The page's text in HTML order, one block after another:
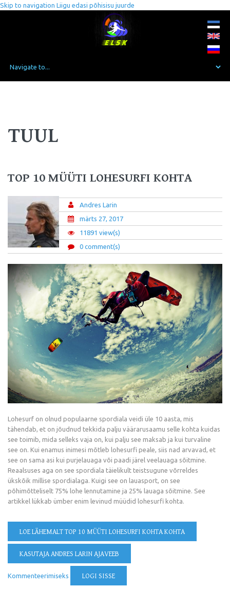
Skip to navigation Liigu edasi põhisisu juurde
TUUL
TOP 10 MÜÜTI LOHESURFI KOHTA
Andres Larin
märts 27, 2017
11891 view(s)
0 comment(s)
Lohesurf on olnud populaarne spordiala veidi üle 10 aasta, mis
tähendab, et on jõudnud tekkida palju väärarusaamu selle kohta kuidas
see toimib, mida selleks vaja on, kui palju see maksab ja kui turvaline
see on. Kui enamus inimesi mõtleb lohesurfi peale, siis nad arvavad, et
see on sama asi kui purjelauaga või paadi järel veelauaga sõitmine.
Reaalsuses aga on see spordiala täielikult teistsugune võrreldes
ükskõik millise spordialaga. Kuigi see on lauasport, on see
põhimõtteliselt 75% lohe lennutamine ja 25% lauaga sõitmine. See
artikkel lükkab ümber enim levinud müüdid lohesurfi kohta.
LOE LÄHEMALTTOP 10 MÜÜTI LOHESURFI KOHTA KOHTA
KASUTAJA ANDRES LARIN AJAVEEB
Kommenteerimiseks LOGI SISSE